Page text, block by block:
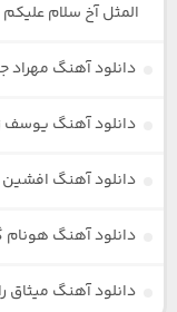
المثل آخ سلام
دانلود آهنگ
دانلود آهنگ یوسف
دانلود آهنگ
دانلود آهنگ هونام
دانلود آهنگ میثاق